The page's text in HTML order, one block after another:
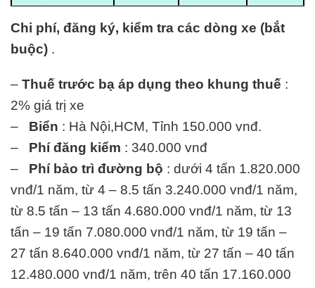
Chi phí, đăng ký, kiểm tra các dòng xe (bắt
buộc) .
– Thuế trước bạ áp dụng theo khung thuế :
2% giá trị xe
– Biển : Hà Nội,HCM, Tỉnh 150.000 vnđ.
– Phí đăng kiểm : 340.000 vnđ
– Phí bảo trì đường bộ : dưới 4 tấn 1.820.000
vnđ/1 năm, từ 4 – 8.5 tấn 3.240.000 vnđ/1 năm,
từ 8.5 tấn – 13 tấn 4.680.000 vnđ/1 năm, từ 13
tấn – 19 tấn 7.080.000 vnđ/1 năm, từ 19 tấn –
27 tấn 8.640.000 vnđ/1 năm, từ 27 tấn – 40 tấn
12.480.000 vnđ/1 năm, trên 40 tấn 17.160.000